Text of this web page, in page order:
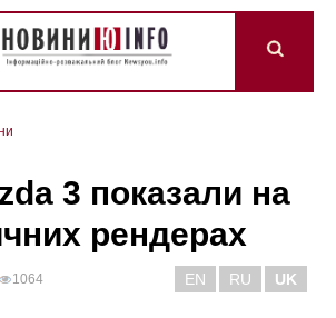
3 показали на
рендерах
1064 EN RU UK